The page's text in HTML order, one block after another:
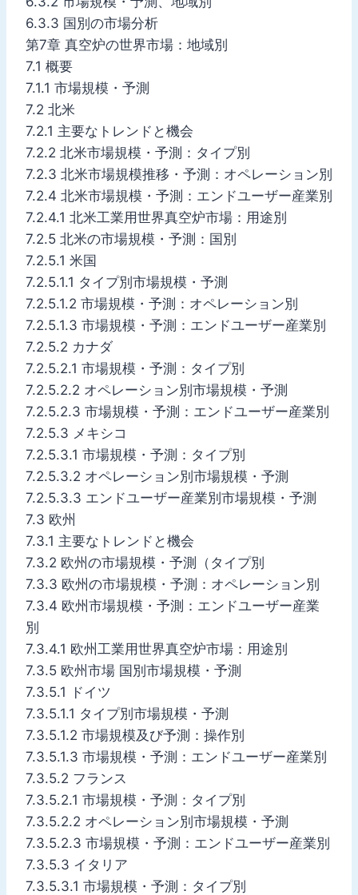
6.3.3 国別の市場分析
第7章 真空炉の世界市場：地域別
7.1 概要
7.1.1 市場規模・予測
7.2 北米
7.2.1 主要なトレンドと機会
7.2.2 北米市場規模・予測：タイプ別
7.2.3 北米市場規模推移・予測：オペレーション別
7.2.4 北米市場規模・予測：エンドユーザー産業別
7.2.4.1 北米工業用世界真空炉市場：用途別
7.2.5 北米の市場規模・予測：国別
7.2.5.1 米国
7.2.5.1.1 タイプ別市場規模・予測
7.2.5.1.2 市場規模・予測：オペレーション別
7.2.5.1.3 市場規模・予測：エンドユーザー産業別
7.2.5.2 カナダ
7.2.5.2.1 市場規模・予測：タイプ別
7.2.5.2.2 オペレーション別市場規模・予測
7.2.5.2.3 市場規模・予測：エンドユーザー産業別
7.2.5.3 メキシコ
7.2.5.3.1 市場規模・予測：タイプ別
7.2.5.3.2 オペレーション別市場規模・予測
7.2.5.3.3 エンドユーザー産業別市場規模・予測
7.3 欧州
7.3.1 主要なトレンドと機会
7.3.2 欧州の市場規模・予測（タイプ別
7.3.3 欧州の市場規模・予測：オペレーション別
7.3.4 欧州市場規模・予測：エンドユーザー産業
別
7.3.4.1 欧州工業用世界真空炉市場：用途別
7.3.5 欧州市場 国別市場規模・予測
7.3.5.1 ドイツ
7.3.5.1.1 タイプ別市場規模・予測
7.3.5.1.2 市場規模及び予測：操作別
7.3.5.1.3 市場規模・予測：エンドユーザー産業別
7.3.5.2 フランス
7.3.5.2.1 市場規模・予測：タイプ別
7.3.5.2.2 オペレーション別市場規模・予測
7.3.5.2.3 市場規模・予測：エンドユーザー産業別
7.3.5.3 イタリア
7.3.5.3.1 市場規模・予測：タイプ別